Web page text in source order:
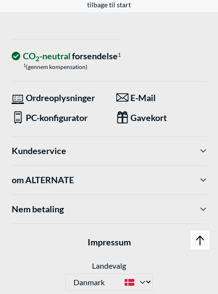
tilbage til start
CO2-neutralforsendelse1
1(gennem kompensation)
Ordreoplysninger
E-Mail
PC-konfigurator
Gavekort
Kundeservice
om ALTERNATE
Nem betaling
Impressum
Landevalg